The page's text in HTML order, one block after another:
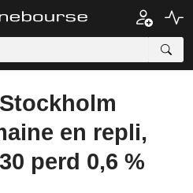
en repli,
perd 0,6 %